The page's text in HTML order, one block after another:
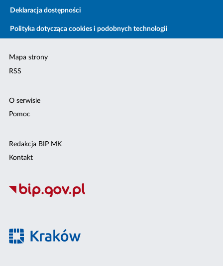
Deklaracja dostępności
Polityka dotycząca cookies i podobnych technologii
Mapa strony
RSS
O serwisie
Pomoc
Redakcja BIP MK
Kontakt